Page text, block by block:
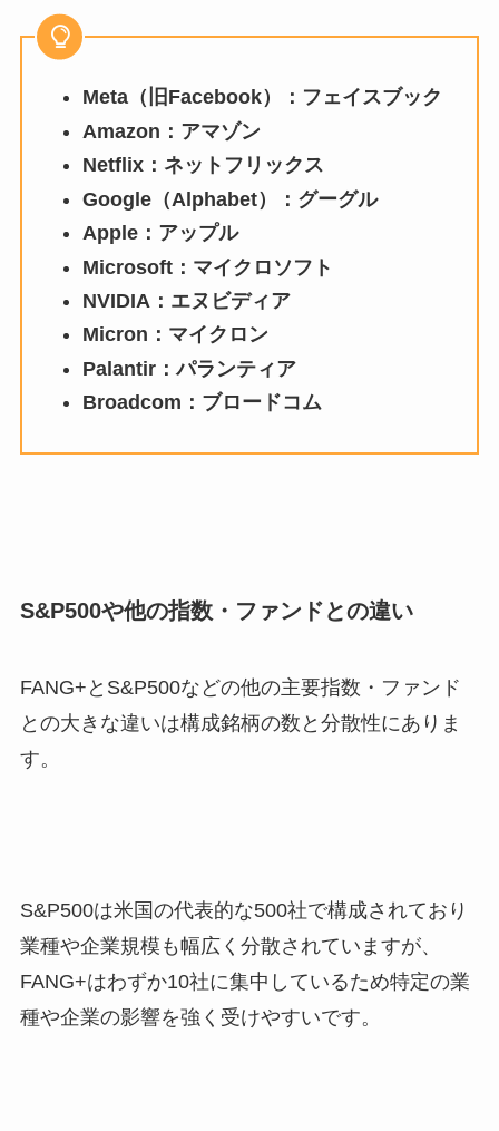
Meta（旧Facebook）：フェイスブック
Amazon：アマゾン
Netflix：ネットフリックス
Google（Alphabet）：グーグル
Apple：アップル
Microsoft：マイクロソフト
NVIDIA：エヌビディア
Micron：マイクロン
Palantir：パランティア
Broadcom：ブロードコム
S&P500や他の指数・ファンドとの違い
FANG+とS&P500などの他の主要指数・ファンド
との大きな違いは構成銘柄の数と分散性にありま
す。
S&P500は米国の代表的な500社で構成されており
業種や企業規模も幅広く分散されていますが、
FANG+はわずか10社に集中しているため特定の業
種や企業の影響を強く受けやすいです。